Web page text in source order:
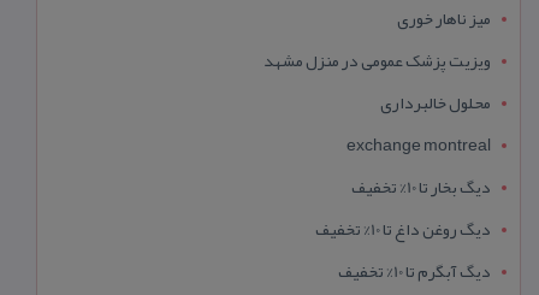
میز ناهار خوری
ویزیت پزشک عمومی در منزل مشهد
محلول خالبرداری
exchange montreal
دیگ بخار تا 10% تخفیف
دیگ روغن داغ تا 10% تخفیف
دیگ آبگرم تا 10% تخفیف